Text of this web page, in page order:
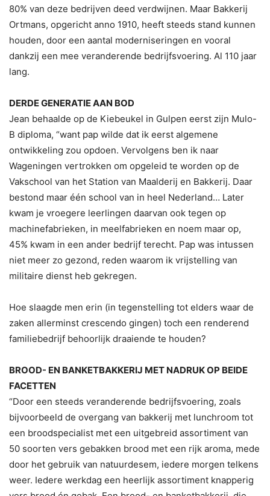
80% van deze bedrijven deed verdwijnen. Maar Bakkerij
Ortmans, opgericht anno 1910, heeft steeds stand kunnen
houden, door een aantal moderniseringen en vooral
dankzij een mee veranderende bedrijfsvoering. Al 110 jaar
lang.
DERDE GENERATIE AAN BOD
Jean behaalde op de Kiebeukel in Gulpen eerst zijn Mulo-
B diploma, “want pap wilde dat ik eerst algemene
ontwikkeling zou opdoen. Vervolgens ben ik naar
Wageningen vertrokken om opgeleid te worden op de
Vakschool van het Station van Maalderij en Bakkerij. Daar
bestond maar één school van in heel Nederland… Later
kwam je vroegere leerlingen daarvan ook tegen op
machinefabrieken, in meelfabrieken en noem maar op,
45% kwam in een ander bedrijf terecht. Pap was intussen
niet meer zo gezond, reden waarom ik vrijstelling van
militaire dienst heb gekregen.
Hoe slaagde men erin (in tegenstelling tot elders waar de
zaken allerminst crescendo gingen) toch een renderend
familiebedrijf behoorlijk draaiende te houden?
BROOD- EN BANKETBAKKERIJ MET NADRUK OP BEIDE
FACETTEN
“Door een steeds veranderende bedrijfsvoering, zoals
bijvoorbeeld de overgang van bakkerij met lunchroom tot
een broodspecialist met een uitgebreid assortiment van
50 soorten vers gebakken brood met een rijk aroma, mede
door het gebruik van natuurdesem, iedere morgen telkens
weer. Iedere werkdag een heerlijk assortiment knapperig